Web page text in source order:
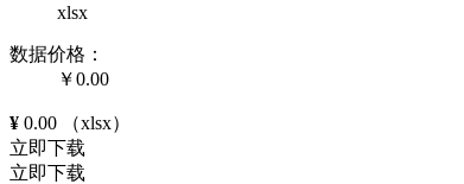
xlsx
数据价格：
￥0.00
¥ 0.00
（xlsx）
立即下载
立即下载